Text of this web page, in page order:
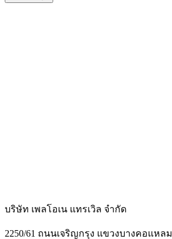
บริษัท เพลโอเน แทรเวิล จำกัด
2250/61 ถนนเจริญกรุง แขวงบางคอแหลม